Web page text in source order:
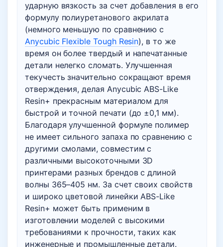
ударную вязкость за счет добавления в его
формулу полиуретанового акрилата
(немного меньшую по сравнению с
Anycubic Flexible Tough Resin), в то же
время он более твердый и напечатанные
детали нелегко сломать. Улучшенная
текучесть значительно сокращают время
отверждения, делая Anycubic ABS-Like
Resin+ прекрасным материалом для
быстрой и точной печати (до ±0,1 мм).
Благодаря улучшенной формуле полимер
не имеет сильного запаха по сравнению с
другими смолами, совместим с
различными высокоточными 3D
принтерами разных брендов с длиной
волны 365–405 нм. За счет своих свойств
и широко цветовой линейки ABS-Like
Resin+ может быть применим в
изготовлении моделей с высокими
требованиями к прочности, таких как
инженерные и промышленные детали.